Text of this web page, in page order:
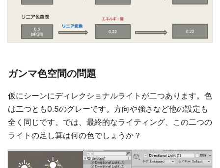
ガンマ色空間の問題
仮にシーンにディレクショナルライトが二つあります。色
は二つとも0.5のグレーです。方向や強さなど他の設定も
全く同じです。では、最終的なライティング、この二つの
ライトの足し算は何の色でしょうか？